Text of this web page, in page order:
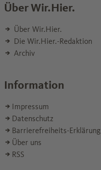
Über Wir.Hier.
Über Wir.Hier.
Die Wir.Hier.-Redaktion
Archiv
Information
Impressum
Datenschutz
Barrierefreiheits-Erklärung
Über uns
RSS